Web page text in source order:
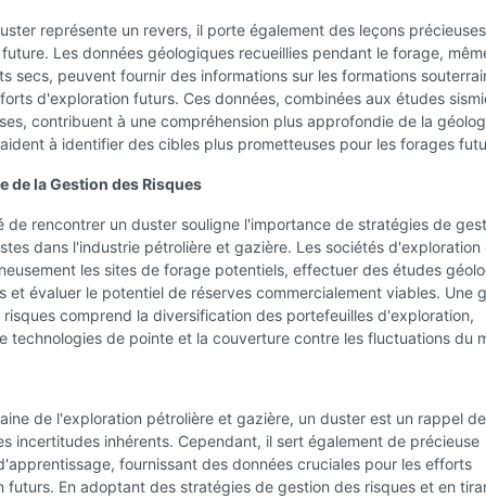
représente un revers, il porte également des leçons
Les données géologiques recueillies pendant le forage,
secs, peuvent fournir des informations sur les formations
d'exploration futurs. Ces données, combinées aux études
contribuent à une compréhension plus approfondie de la
à identifier des cibles plus prometteuses pour les forages
de la Gestion des Risques
de rencontrer un duster souligne l'importance de stratégies de
dans l'industrie pétrolière et gazière. Les sociétés d'exploration
les sites de forage potentiels, effectuer des études
et évaluer le potentiel de réserves commercialement viables. Une
comprend la diversification des portefeuilles d'exploration,
technologies de pointe et la couverture contre les fluctuations du
de l'exploration pétrolière et gazière, un duster est un rappel
incertitudes inhérents. Cependant, il sert également de précieuse
fournissant des données cruciales pour les efforts
futurs. En adoptant des stratégies de gestion des risques et en